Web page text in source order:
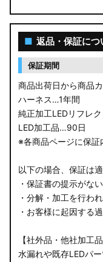
■ 返品・保証につ
保証期間
商品出荷日から商品
ハーネス…1年間
純正加工LEDリフレ
LED加工品…90日
※各商品ページに保証
以下の場合、保証は
・保証書の提示がな
・分解・加工を行わ
・お客様に起因する
【社外品・他社加工
水漏れや既存LEDパ